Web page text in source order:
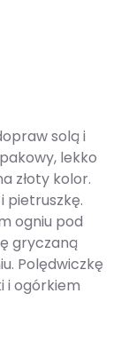
solą i
lekko
złoty kolor.
pietruszkę.
ogniu pod
gryczaną
Polędwiczkę
i ogórkiem